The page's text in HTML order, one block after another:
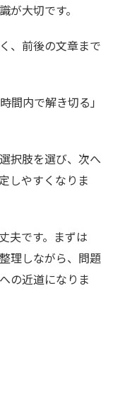
が大切です。
、前後の文章まで
間内で解き切る」
択肢を選び、次へ
しやすくなりま
夫です。まずは
理しながら、問題
の近道になりま